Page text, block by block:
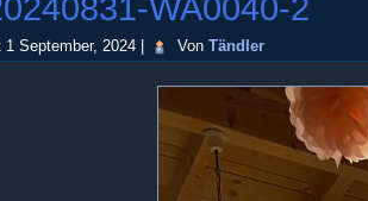
WA0040-2
1 September, 2024 Von Tändler